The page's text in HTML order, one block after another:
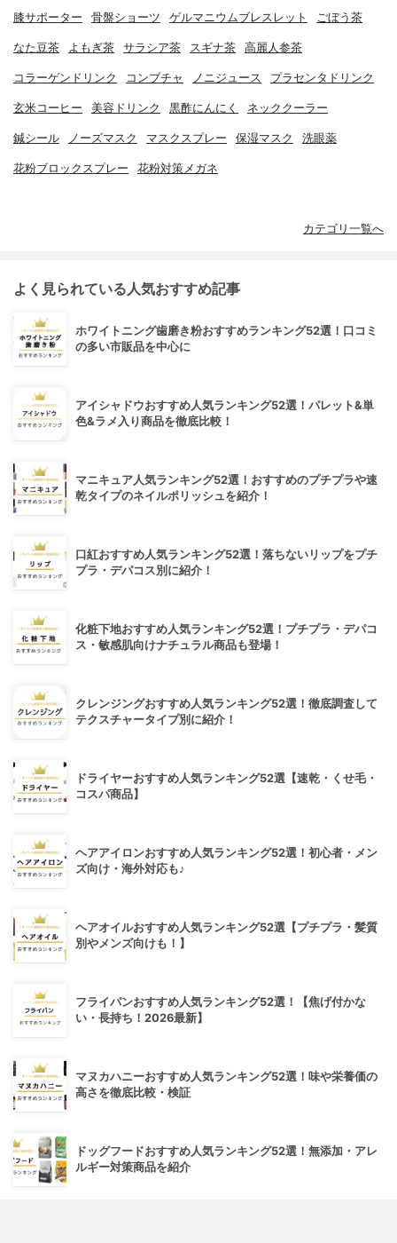
膝サポーター 骨盤ショーツ ゲルマニウムブレスレット ごぼう茶
なた豆茶 よもぎ茶 サラシア茶 スギナ茶 高麗人参茶
コラーゲンドリンク コンブチャ ノニジュース プラセンタドリンク
玄米コーヒー 美容ドリンク 黒酢にんにく ネッククーラー
鍼シール ノーズマスク マスクスプレー 保湿マスク 洗眼薬
花粉ブロックスプレー 花粉対策メガネ
カテゴリ一覧へ
よく見られている人気おすすめ記事
ホワイトニング歯磨き粉おすすめランキング52選！口コミ
の多い市販品を中心に
アイシャドウおすすめ人気ランキング52選！パレット&単
色&ラメ入り商品を徹底比較！
マニキュア人気ランキング52選！おすすめのプチプラや速
乾タイプのネイルポリッシュを紹介！
口紅おすすめ人気ランキング52選！落ちないリップをプチ
プラ・デパコス別に紹介！
化粧下地おすすめ人気ランキング52選！プチプラ・デパコ
ス・敏感肌向けナチュラル商品も登場！
クレンジングおすすめ人気ランキング52選！徹底調査して
テクスチャータイプ別に紹介！
ドライヤーおすすめ人気ランキング52選【速乾・くせ毛・
コスパ商品】
ヘアアイロンおすすめ人気ランキング52選！初心者・メン
ズ向け・海外対応も♪
ヘアオイルおすすめ人気ランキング52選【プチプラ・髪質
別やメンズ向けも！】
フライパンおすすめ人気ランキング52選！【焦げ付かな
い・長持ち！2026最新】
マヌカハニーおすすめ人気ランキング52選！味や栄養価の
高さを徹底比較・検証
ドッグフードおすすめ人気ランキング52選！無添加・アレ
ルギー対策商品を紹介